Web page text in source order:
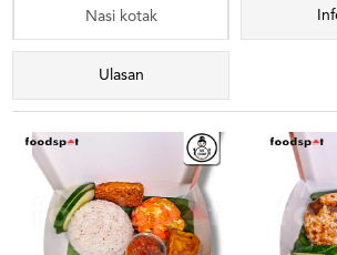
Nasi kotak
Ulasan